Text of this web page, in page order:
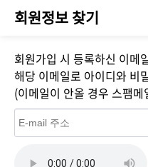
회원정보 찾기
회원가입 시 등록하신 이메
해당 이메일로 아이디와 비
(이메일이 안올 경우 스팸